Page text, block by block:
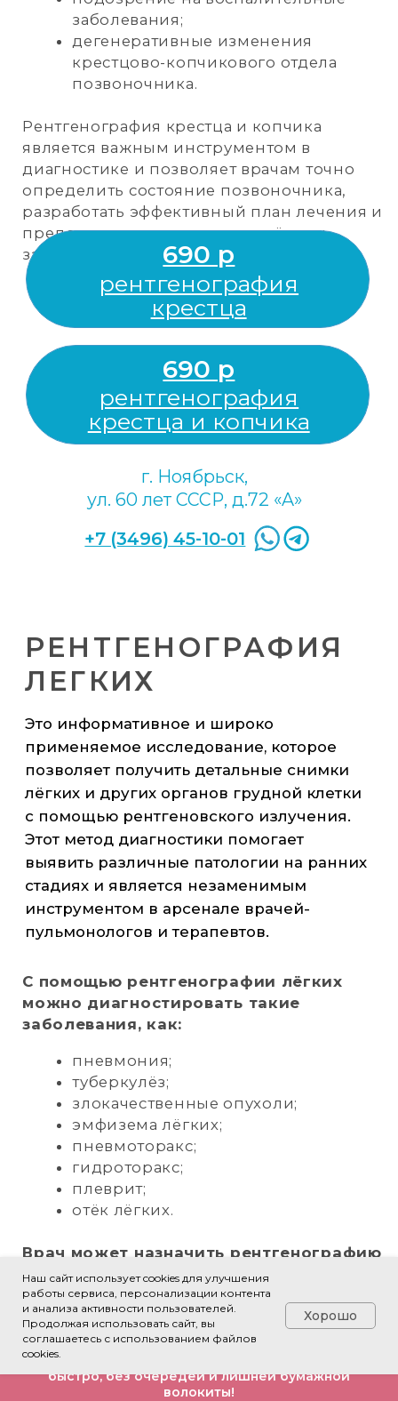
при наличии следующих симптомов:
подозрение на перелом.
определить характер и степень
повреждения, что критически важно для
правильного лечения и восстановления
функции руки.
Процедура не требует специальной
подготовки. Перед обследованием
необходимо снять с себя все
металлические предметы, зубные
протезы и слуховой аппарат, а также
предупредить врача о наличии
Доверьтесь опыту и профессионализму
специалистов, чтобы получить точные
результаты и эффективное лечение.
выявления переломов, трещин, вывихов,
опухолей и других патологий.
690 р
рентгенография локтевой
кости и лучевой кости
+7 (3496) 45-10-01
г. Ноябрьск,
ул. 60 лет СССР, д.72 «A»
ЛОПАТКИ
Врач может назначить рентгенографию
лопатки при наличии следующих
хруст, щелчки, ограничение
амплитуды движения руки;
проекции лопатки или плечевого
сустава;
видимые деформации,
пальпируемые образования;
ревматическая лихорадка).
Доверьтесь опыту и профессионализму
специалистов, чтобы получить точные
результаты и эффективное лечение.
Это информативное исследование,
которое позволяет получить детальные
данные о строении и состоянии костей,
опухоли, воспаления и другие опасные
состояния. Этот метод диагностики
широко используется в травматологии
и ортопедии для оценки состояния
костных структур и постановки точного
550 р
рентгенография
лопатки
+7 (3496) 45-10-01
ул. 60 лет СССР, д.72 «A»
РЕНТГЕНОГРАФИЯ
ЛУЧЕЗАПЯСТНОГО
Наш сайт использует cookies для улучшения
работы сервиса, персонализации контента
и анализа активности пользователей.
Продолжая использовать сайт, вы
соглашаетесь с использованием файлов
cookies.
Хорошо